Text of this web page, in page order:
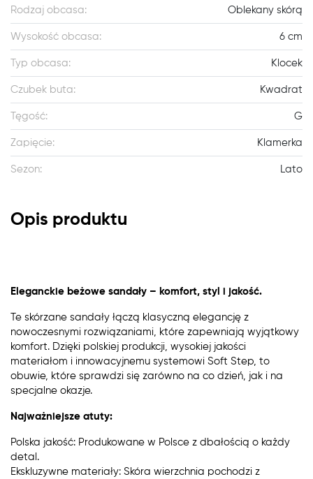
Rodzaj obcasa: Oblekany skórą
Wysokość obcasa: 6 cm
Typ obcasa: Klocek
Czubek buta: Kwadrat
Tęgość: G
Zapięcie: Klamerka
Sezon: Lato
Opis produktu
Eleganckie beżowe sandały – komfort, styl i jakość.
Te skórzane sandały łączą klasyczną elegancję z
nowoczesnymi rozwiązaniami, które zapewniają wyjątkowy
komfort. Dzięki polskiej produkcji, wysokiej jakości
materiałom i innowacyjnemu systemowi Soft Step, to
obuwie, które sprawdzi się zarówno na co dzień, jak i na
specjalne okazje.
Najważniejsze atuty:
Polska jakość: Produkowane w Polsce z dbałością o każdy
detal.
Ekskluzywne materiały: Skóra wierzchnia pochodzi z